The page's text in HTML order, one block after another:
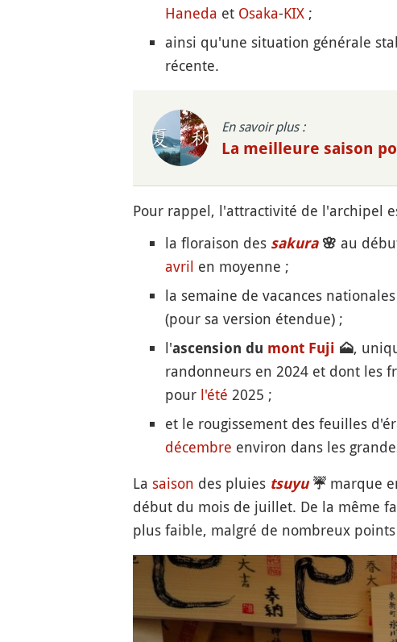
Haneda et Osaka-KIX;
ainsi qu'une situation générale
récente.
En savoir plus :
La meilleure saison
Pour rappel, l'attractivité de l'archipel
la floraison des sakura 🌸 au
avril en moyenne ;
la semaine de vacances nationales
(pour sa version étendue) ;
l'ascension du mont Fuji 🗻,
randonneurs en 2024 et dont les
pour l'été 2025 ;
et le rougissement des feuilles
décembre environ dans les
La saison des pluies tsuyu ☔️marque
début du mois de juillet. De la même
plus faible, malgré de nombreux